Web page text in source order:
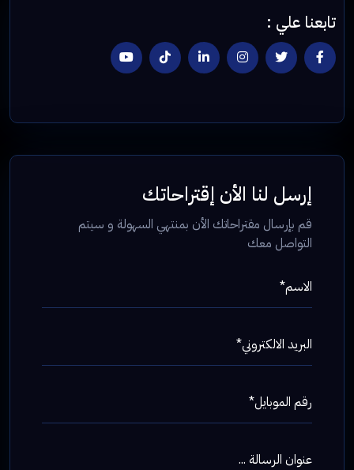
تابعنا علي :
إرسل لنا الأن إقتراحاتك
قم بإرسال مقتراحاتك الأن بمنتهي السهولة و سيتم
التواصل معك
الاسم*
البريد الالكتروني*
رقم الموبايل*
عنوان الرسالة ...